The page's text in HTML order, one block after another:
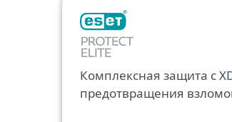
Комплексная защита с
предотвращения